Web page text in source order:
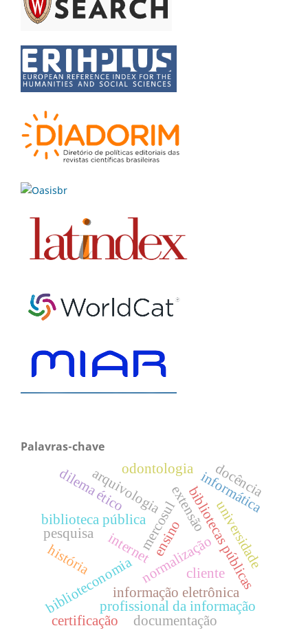
Palavras-chave
bibliotecas públicas
informação eletrônica
cliente
mercosul
internet
biblioteca pública
biblioteconomia
história
informática
arquivologia
profissional da informação
normalizaçãouniversidade
dilema ético extensão
pesquisa ensino
docência
documentação
odontologia
certificação